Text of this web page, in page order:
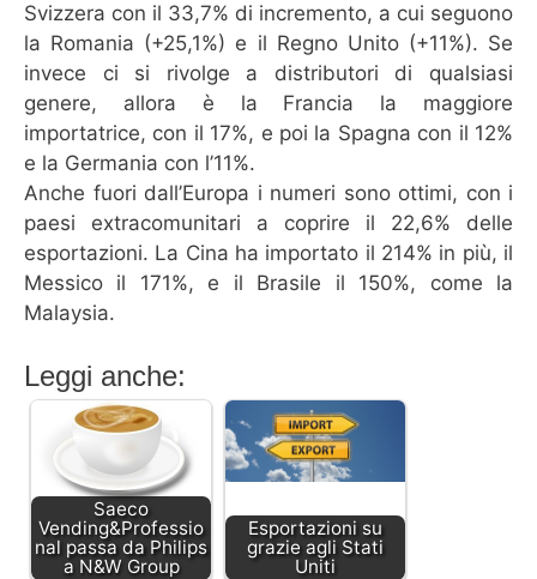
Svizzera con il 33,7% di incremento, a cui seguono
la Romania (+25,1%) e il Regno Unito (+11%). Se
invece ci si rivolge a distributori di qualsiasi
genere, allora è la Francia la maggiore
importatrice, con il 17%, e poi la Spagna con il 12%
e la Germania con l’11%.
Anche fuori dall’Europa i numeri sono ottimi, con i
paesi extracomunitari a coprire il 22,6% delle
esportazioni. La Cina ha importato il 214% in più, il
Messico il 171%, e il Brasile il 150%, come la
Malaysia.
Leggi anche:
Saeco
Vending&Professio
nal passa da Philips
a N&W Group
Esportazioni su
grazie agli Stati
Uniti